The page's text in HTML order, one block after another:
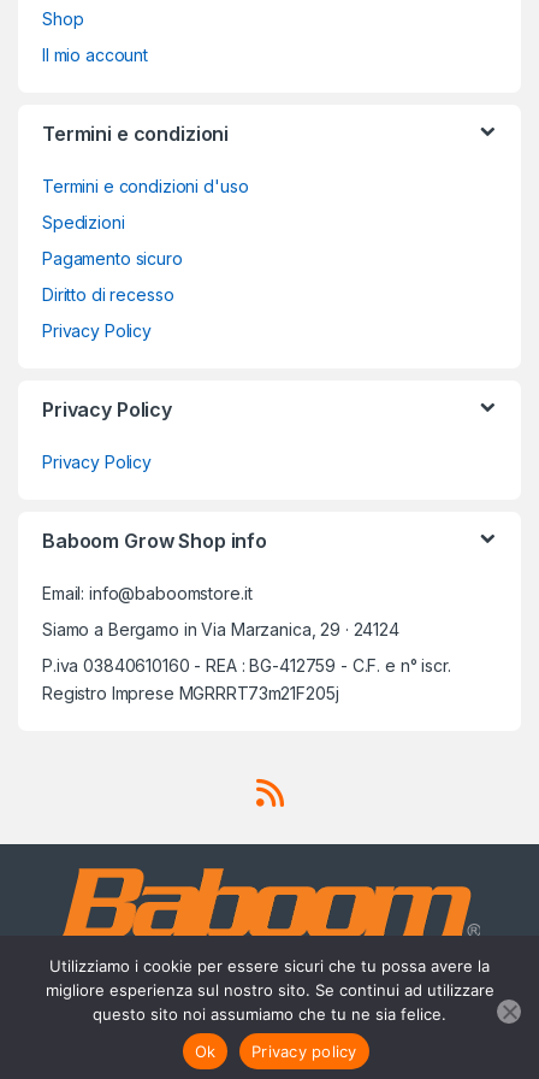
Shop
Il mio account
Termini e condizioni
Termini e condizioni d'uso
Spedizioni
Pagamento sicuro
Diritto di recesso
Privacy Policy
Privacy Policy
Privacy Policy
Baboom Grow Shop info
Email: info@baboomstore.it
Siamo a Bergamo in Via Marzanica, 29 · 24124
P.iva 03840610160 - REA : BG-412759 - C.F. e n° iscr.
Registro Imprese MGRRRT73m21F205j
Scrivici su Whatsapp
3756420488
Utilizziamo i cookie per essere sicuri che tu possa avere la
migliore esperienza sul nostro sito. Se continui ad utilizzare
questo sito noi assumiamo che tu ne sia felice.
Ok
Privacy policy